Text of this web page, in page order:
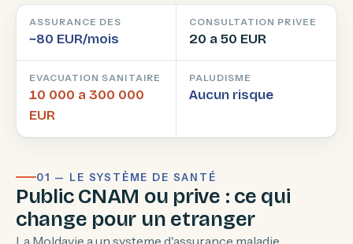
ASSURANCE DES
~80 EUR/mois
CONSULTATION PRIVEE
20 a 50 EUR
EVACUATION SANITAIRE
10 000 a 300 000
EUR
PALUDISME
Aucun risque
01 — LE SYSTÈME DE SANTÉ
Public CNAM ou prive : ce qui
change pour un etranger
La Moldavie a un systeme d'assurance maladie